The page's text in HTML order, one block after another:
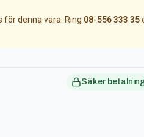
denna vara. Ring 08-556 333 35
Säker